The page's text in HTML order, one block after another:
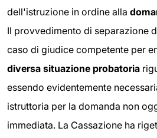
dell'istruzione in ordine alla
Il provvedimento di separazione
caso di giudice competente per
diversa situazione probatoria
essendo evidentemente
istruttoria per la domanda non
immediata. La Cassazione ha